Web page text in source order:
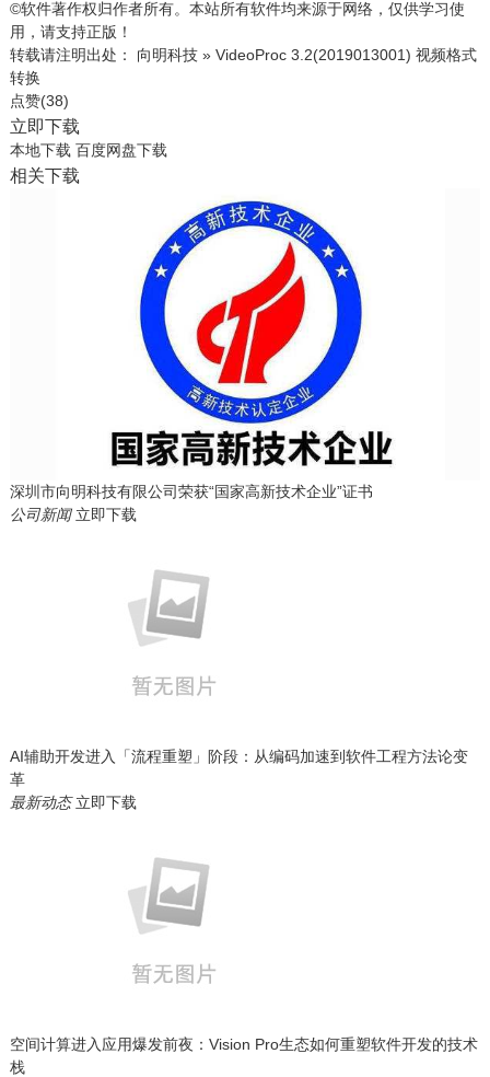
©软件著作权归作者所有。本站所有软件均来源于网络，仅供学习使
用，请支持正版！
转载请注明出处： 向明科技» VideoProc 3.2(2019013001) 视频格式
转换
点赞(38)
立即下载
本地下载 百度网盘下载
相关下载
深圳市向明科技有限公司荣获“国家高新技术企业”证书
公司新闻 立即下载
AI辅助开发进入「流程重塑」阶段：从编码加速到软件工程方法论变
革
最新动态 立即下载
空间计算进入应用爆发前夜：Vision Pro生态如何重塑软件开发的技术
栈